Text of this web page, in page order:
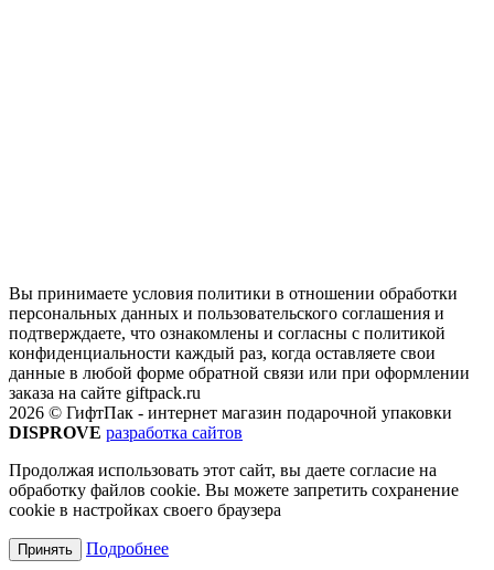
Вы принимаете условия политики в отношении обработки
персональных данных и пользовательского соглашения и
подтверждаете, что ознакомлены и согласны с политикой
конфиденциальности каждый раз, когда оставляете свои
данные в любой форме обратной связи или при оформлении
заказа на сайте giftpack.ru
2026 © ГифтПак - интернет магазин подарочной упаковки
DISPROVE разработка сайтов
Продолжая использовать этот сайт, вы даете согласие на
обработку файлов cookie. Вы можете запретить сохранение
cookie в настройках своего браузера
Принять Подробнее